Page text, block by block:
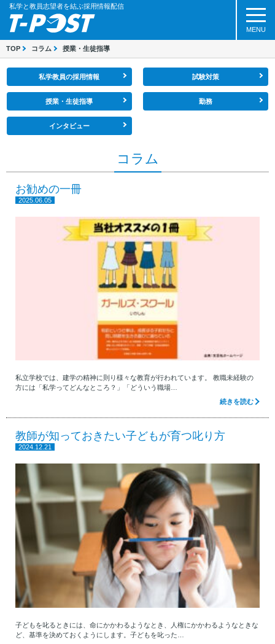
私学と教員志望者を結ぶ採用情報配信
MENU
TOP コラム 授業・生徒指導
私学教員の採用情報 試験対策
授業・生徒指導 勤務
インタビュー
コラム
お勧めの一冊
2025.06.05
私立学校では、建学の精神に則り様々な教育が行われています。 教職未経験の
方には「私学ってどんなところ？」「どういう職場…
続きを読む
教師が知っておきたい子どもが育つ叱り方
2024.12.21
子どもを叱るときには、命にかかわるようなとき、人権にかかわるようなときな
ど、基準を決めておくようにします。子どもを叱った…